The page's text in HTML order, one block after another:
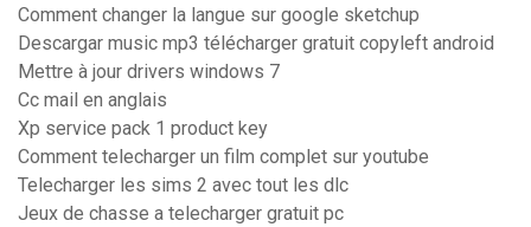
Comment changer la langue sur google sketchup
Descargar music mp3 télécharger gratuit copyleft android
Mettre à jour drivers windows 7
Cc mail en anglais
Xp service pack 1 product key
Comment telecharger un film complet sur youtube
Telecharger les sims 2 avec tout les dlc
Jeux de chasse a telecharger gratuit pc